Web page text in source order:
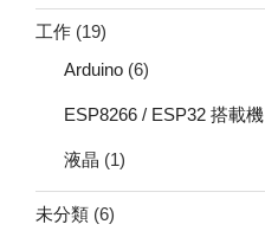
工作 (19)
Arduino (6)
ESP8266 / ESP32 搭載機
液晶 (1)
未分類 (6)